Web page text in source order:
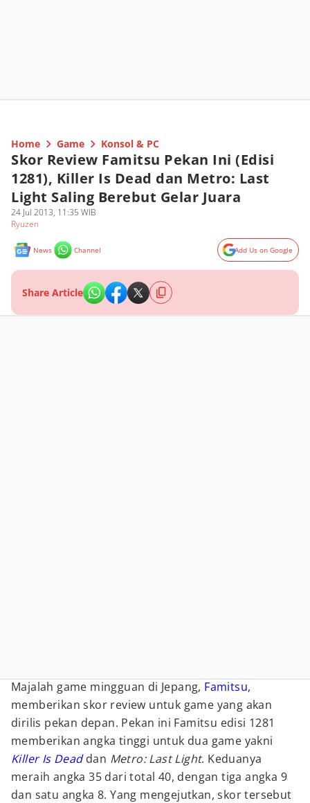
Home Game Konsol & PC
Skor Review Famitsu Pekan Ini (Edisi
1281), Killer Is Dead dan Metro: Last
Light Saling Berebut Gelar Juara
24 Jul 2013, 11:35 WIB
Ryuzen
News Channel Add Us on Google
Share Article
Majalah game mingguan di Jepang, Famitsu,
memberikan skor review untuk game yang akan
dirilis pekan depan. Pekan ini Famitsu edisi 1281
memberikan angka tinggi untuk dua game yakni
Killer Is Deaddan Metro: Last Light. Keduanya
meraih angka 35 dari total 40, dengan tiga angka 9
dan satu angka 8. Yang mengejutkan, skor tersebut